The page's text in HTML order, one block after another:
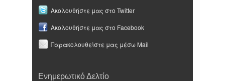
Ακολουθήστε μας στο Twitter
Ακολουθήστε μας στο Facebook
Παρακολουθείστε μας μέσω Mail
Ενημερωτικό Δελτίο